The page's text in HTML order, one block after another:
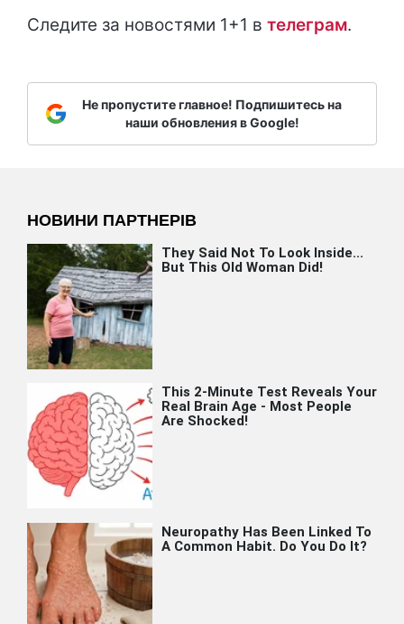
Следите за новостями 1+1 в телеграм.
Не пропустите главное! Подпишитесь на
наши обновления в Google!